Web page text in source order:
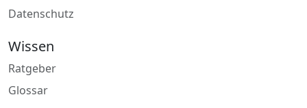
Datenschutz
Wissen
Ratgeber
Glossar